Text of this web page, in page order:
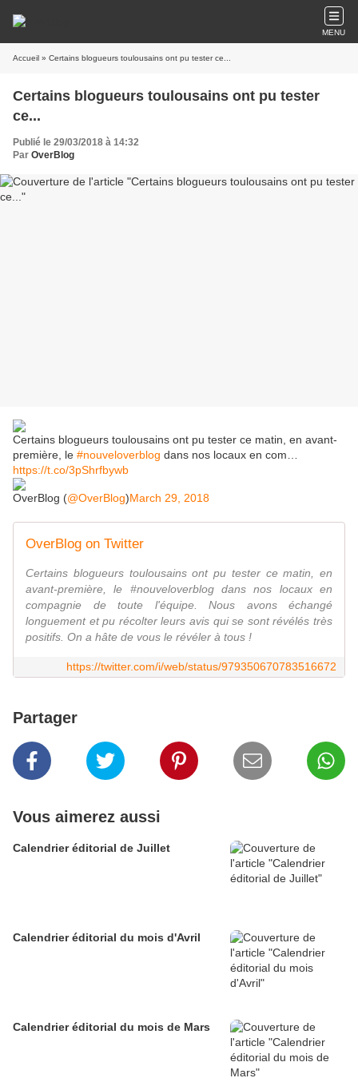
MENU
Accueil » Certains blogueurs toulousains ont pu tester ce...
Certains blogueurs toulousains ont pu tester
ce...
Publié le 29/03/2018 à 14:32
Par OverBlog
Certains blogueurs toulousains ont pu tester ce matin, en avant-
première, le #nouveloverblog dans nos locaux en com…
https://t.co/3pShrfbywb
OverBlog (@OverBlog)March 29, 2018
OverBlog on Twitter
Certains blogueurs toulousains ont pu tester ce matin, en
avant-première, le #nouveloverblog dans nos locaux en
compagnie de toute l'équipe. Nous avons échangé
longuement et pu récolter leurs avis qui se sont révélés très
positifs. On a hâte de vous le révéler à tous !
https://twitter.com/i/web/status/979350670783516672
Partager
Vous aimerez aussi
Calendrier éditorial de Juillet
Calendrier éditorial du mois d'Avril
Calendrier éditorial du mois de Mars